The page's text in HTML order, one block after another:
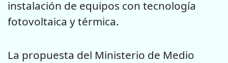
instalación de equipos con tecnología
fotovoltaica y térmica.
La propuesta del Ministerio de Medio